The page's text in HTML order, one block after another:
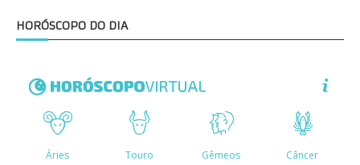
HORÓSCOPO DO DIA